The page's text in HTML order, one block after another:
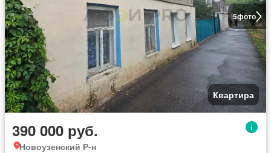
5фото
Квартира
390 000 руб.
Новоузенский Р-н